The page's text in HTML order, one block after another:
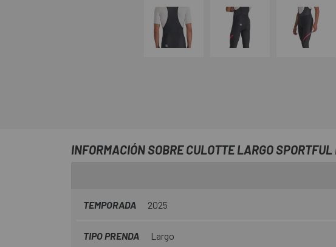
INFORMACIÓN SOBRE CULOTTE LARGO
TEMPORADA 2025
TIPO PRENDA Largo